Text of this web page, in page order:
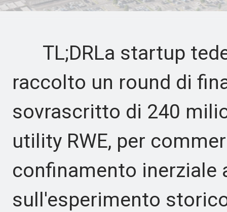
TL;DRLa startup
raccolto un round di
sovrascritto di 240
utility RWE, per
confinamento inerziale
sull'esperimento